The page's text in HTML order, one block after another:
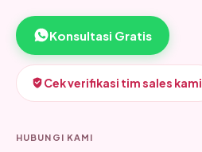
Konsultasi Gratis
Cek verifikasi tim sales kami
HUBUNGI KAMI